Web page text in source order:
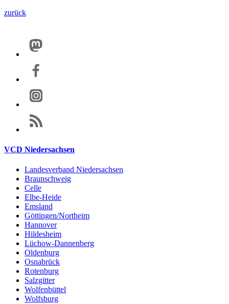
zurück
VCD Niedersachsen
Landesverband Niedersachsen
Braunschweig
Celle
Elbe-Heide
Emsland
Göttingen/Northeim
Hannover
Hildesheim
Lüchow-Dannenberg
Oldenburg
Osnabrück
Rotenburg
Salzgitter
Wolfenbüttel
Wolfsburg